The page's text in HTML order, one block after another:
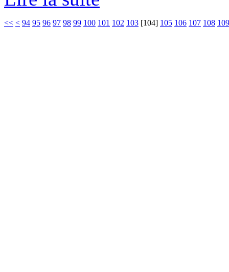
<< < 94 95 96 97 98 99 100 101 102 103 [104] 105 106 107 108 109